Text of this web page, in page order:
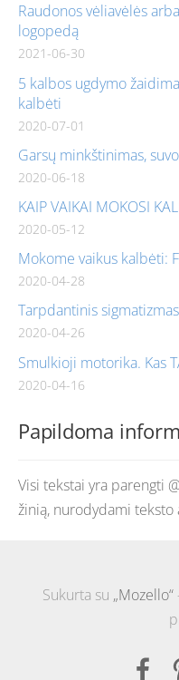
Raudonos vėliavėlės
logopedą
2021-06-30
5 kalbos ugdymo
kalbėti
2020-07-01
Garsų minkštinimas,
2020-06-18
KAIP VAIKAI MOKOSI
2020-05-12
Mokome vaikus kalbėti:
2020-04-28
Tarpdantinis sigmatizmas
2020-04-26
Smulkioji motorika. Kas
2020-04-16
Papildoma
Visi tekstai yra parengti
žinią, nurodydami teksto
Sukurta su „Mozello“